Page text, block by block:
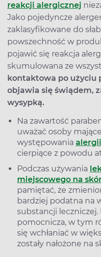
reakcji alergicznej
Jako pojedyncze
zaklasyfikowane do
powszechność w
pojawić się reakcja
skumulowana ze
kontaktowa po użyciu
objawia się świądem,
wysypką.
Na zawartość
uważać osoby
występowania
cierpiące z powodu
Podczas używania
miejscowego na
pamiętać, że
bardziej podatna na
substancji leczniczej.
pomocnicza, w tym
się wchłaniać w
zostały nałożone na